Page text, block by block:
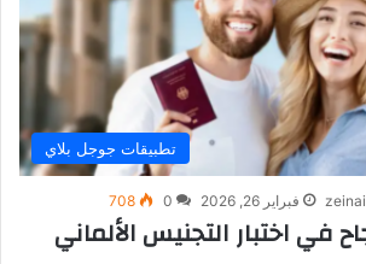
تطبيقات جوجل بلاي
فبراير 26, 2026 0
708
في اختبار التجنيس الألماني